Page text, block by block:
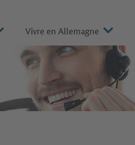
Vivre en Allemagne